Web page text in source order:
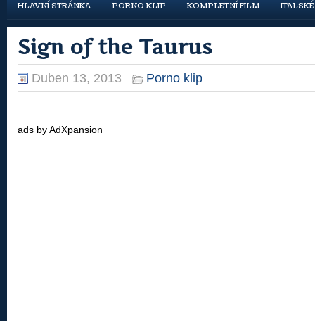
HLAVNÍ STRÁNKA PORNO KLIP KOMPLETNÍ FILM
Sign of the Taurus
Duben 13, 2013 Porno klip
ads by AdXpansion